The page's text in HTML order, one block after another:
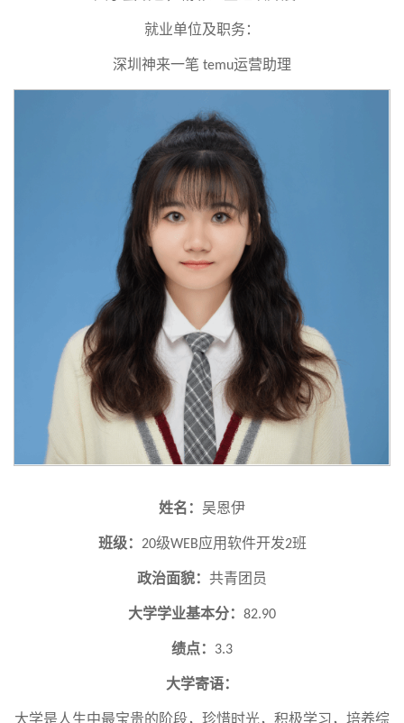
就业单位及职务：
深圳神来一笔 temu运营助理
姓名： 吴恩伊
班级： 20级WEB应用软件开发2班
政治面貌： 共青团员
大学学业基本分： 82.90
绩点： 3.3
大学寄语：
大学是人生中最宝贵的阶段，珍惜时光，积极学习，培养综